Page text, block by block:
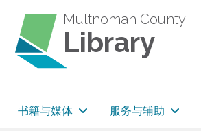
Multnomah County
Library
主导航
书籍与媒体 服务与辅助